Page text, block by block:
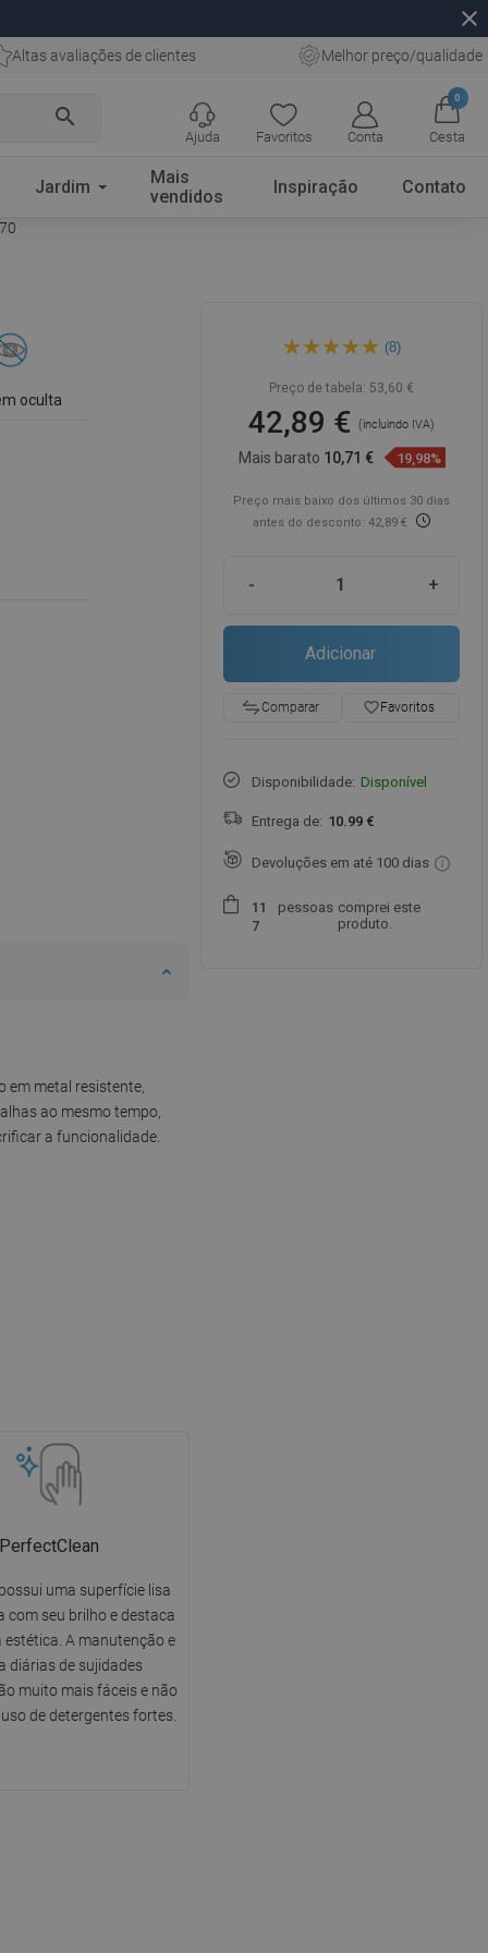
close
Altas avaliações de clientes Melhor preço/qualidade
search
Favoritos Conta
0
Cesta
Ajuda
Jardim
Mais
vendidos
Inspiração Contato
oculta
em metal resistente,
ao mesmo tempo,
a funcionalidade.
PerfectClean
uma superfície lisa
com seu brilho e destaca
estética. A manutenção e
diárias de sujidades
muito mais fáceis e não
de detergentes fortes.
com cinco suportes, preto -
(8)
Preço de tabela: 53,60 €
42,89 €(incluindo IVA)
Mais barato 10,71 € 19,98%
Preço mais baixo dos últimos 30 dias
antes do desconto: 42,89 €
- +
Adicionar
Comparar favorite_borderFavoritos
Disponibilidade: Disponível
Entrega de: 10.99 €
Devoluções em até 100 dias
1 1
7
pessoas comprei este
produto.